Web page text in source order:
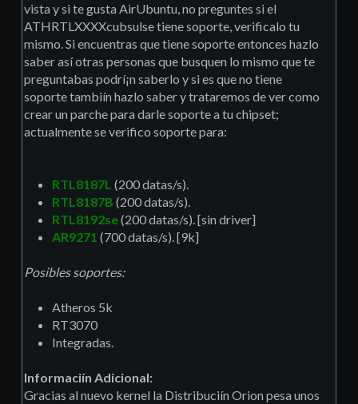
vista y si te gusta AirUbuntu, no preguntes si el
ATHRTLXXXXcubsulse tiene soporte, verificalo tu
mismo. Si encuentras que tiene soporte entonces hazlo
saber así­ otras personas que busquen lo mismo que te
preguntabas podrí¡n saberlo y si es que no tiene
soporte tambiín hazlo saber y trataremos de ver como
crear un parche para darle soporte a tu chipset;
actualmente se verifico soporte para:
RTL8187L (200 datas/s).
RTL8187B (200 datas/s).
RTL8192se(200 datas/s). [sin driver]
AR9271 (700 datas/s). [9k]
Posibles soportes:
Atheros 5k
RT3070
Integradas.
Informaciín Adicional:
Gracias al nuevo kernel la Distribuciín Orion pesa unos